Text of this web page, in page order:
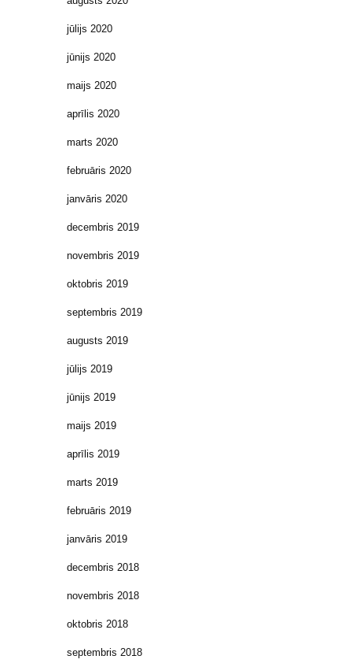
jūlijs 2020
jūnijs 2020
maijs 2020
aprīlis 2020
marts 2020
februāris 2020
janvāris 2020
decembris 2019
novembris 2019
oktobris 2019
septembris 2019
augusts 2019
jūlijs 2019
jūnijs 2019
maijs 2019
aprīlis 2019
marts 2019
februāris 2019
janvāris 2019
decembris 2018
novembris 2018
oktobris 2018
septembris 2018